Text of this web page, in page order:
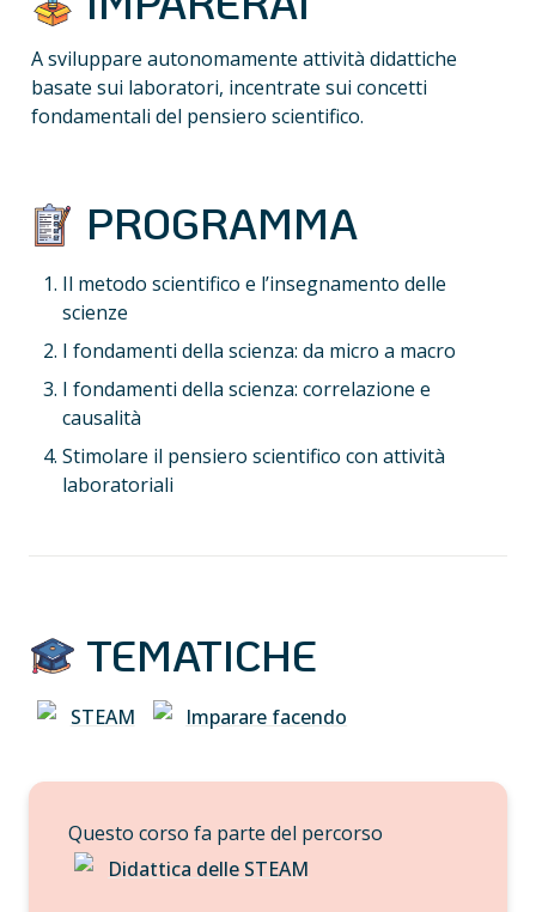
A sviluppare autonomamente attività didattiche
basate sui laboratori, incentrate sui concetti
fondamentali del pensiero scientifico.
PROGRAMMA
Il metodo scientifico e l’insegnamento delle
scienze
I fondamenti della scienza: da micro a macro
I fondamenti della scienza: correlazione e
causalità
Stimolare il pensiero scientifico con attività
laboratoriali
TEMATICHE
STEAM Imparare facendo
Questo corso fa parte del percorso
Didattica delle STEAM